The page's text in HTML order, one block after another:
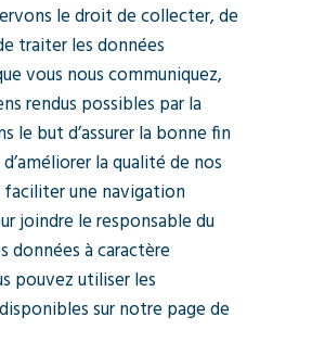
le droit de collecter, de
traiter les données
vous nous communiquez,
rendus possibles par la
le but d’assurer la bonne fin
la qualité de nos
une navigation
joindre le responsable du
données à caractère
pouvez utiliser les
sur notre page de